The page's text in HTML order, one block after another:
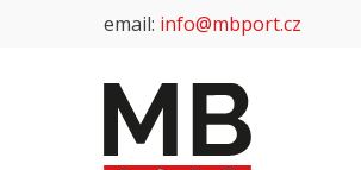
email: info@mbport.cz